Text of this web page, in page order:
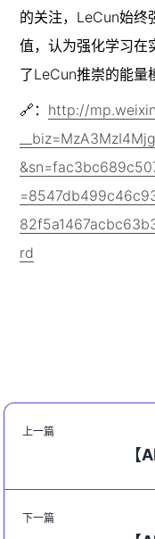
的关注，LeCun始终
值，认为强化学习在
了LeCun推崇的能量
🔗： http://
rd
上一篇
【
下一篇